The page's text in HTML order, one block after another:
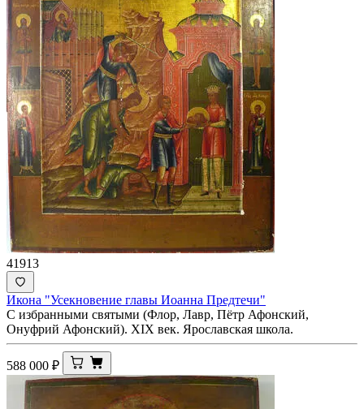
41913
Икона "Усекновение главы Иоанна Предтечи"
С избранными святыми (Флор, Лавр, Пётр Афонский,
Онуфрий Афонский). XIX век. Ярославская школа.
588 000 ₽